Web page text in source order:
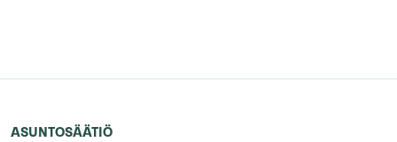
ASUNTOSÄÄTIÖ